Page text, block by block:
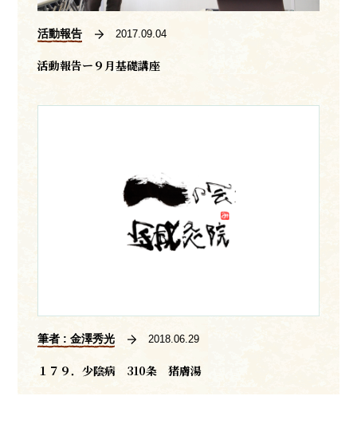
活動報告 2017.09.04
活動報告ー９月基礎講座
筆者 : 金澤秀光 2018.06.29
１７９．少陰病 310条 猪膚湯